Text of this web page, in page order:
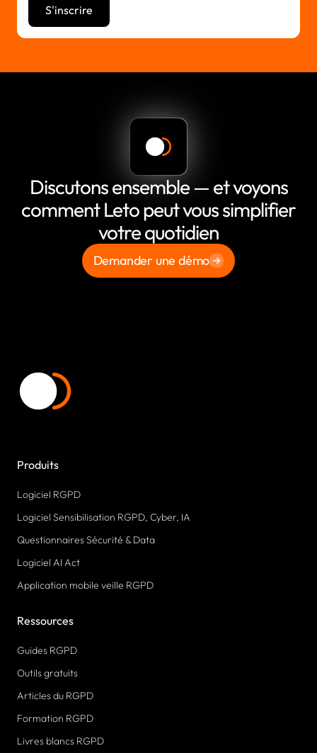
Discutons ensemble — et voyons
comment Leto peut vous simplifier
votre quotidien
Demander une démo
Produits
Logiciel RGPD
Logiciel Sensibilisation RGPD, Cyber, IA
Questionnaires Sécurité & Data
Logiciel AI Act
Application mobile veille RGPD
Ressources
Guides RGPD
Outils gratuits
Articles du RGPD
Formation RGPD
Livres blancs RGPD